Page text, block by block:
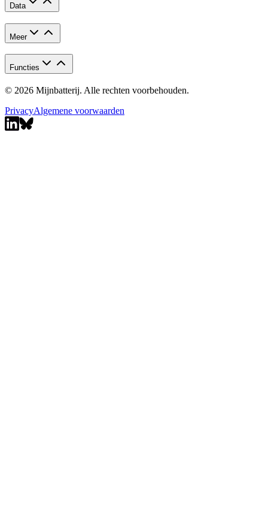
Data
Meer
Functies
© 2026 Mijnbatterij. Alle rechten voorbehouden.
PrivacyAlgemene voorwaarden